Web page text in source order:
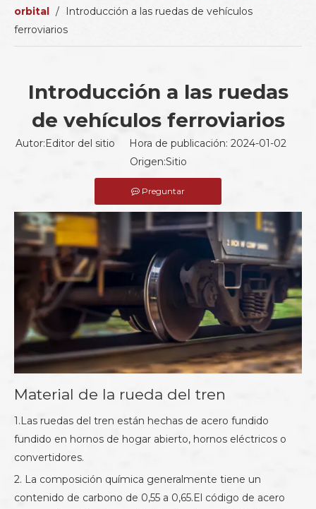
orbital /
Introducción a las ruedas de vehículos
ferroviarios
Introducción a las ruedas
de vehículos ferroviarios
Autor:Editor del sitio Hora de publicación: 2024-01-02
Origen:Sitio
Preguntar
Material de la rueda del tren
1.Las ruedas del tren están hechas de acero fundido
fundido en hornos de hogar abierto, hornos eléctricos o
convertidores.
2. La composición química generalmente tiene un
contenido de carbono de 0,55 a 0,65.El código de acero